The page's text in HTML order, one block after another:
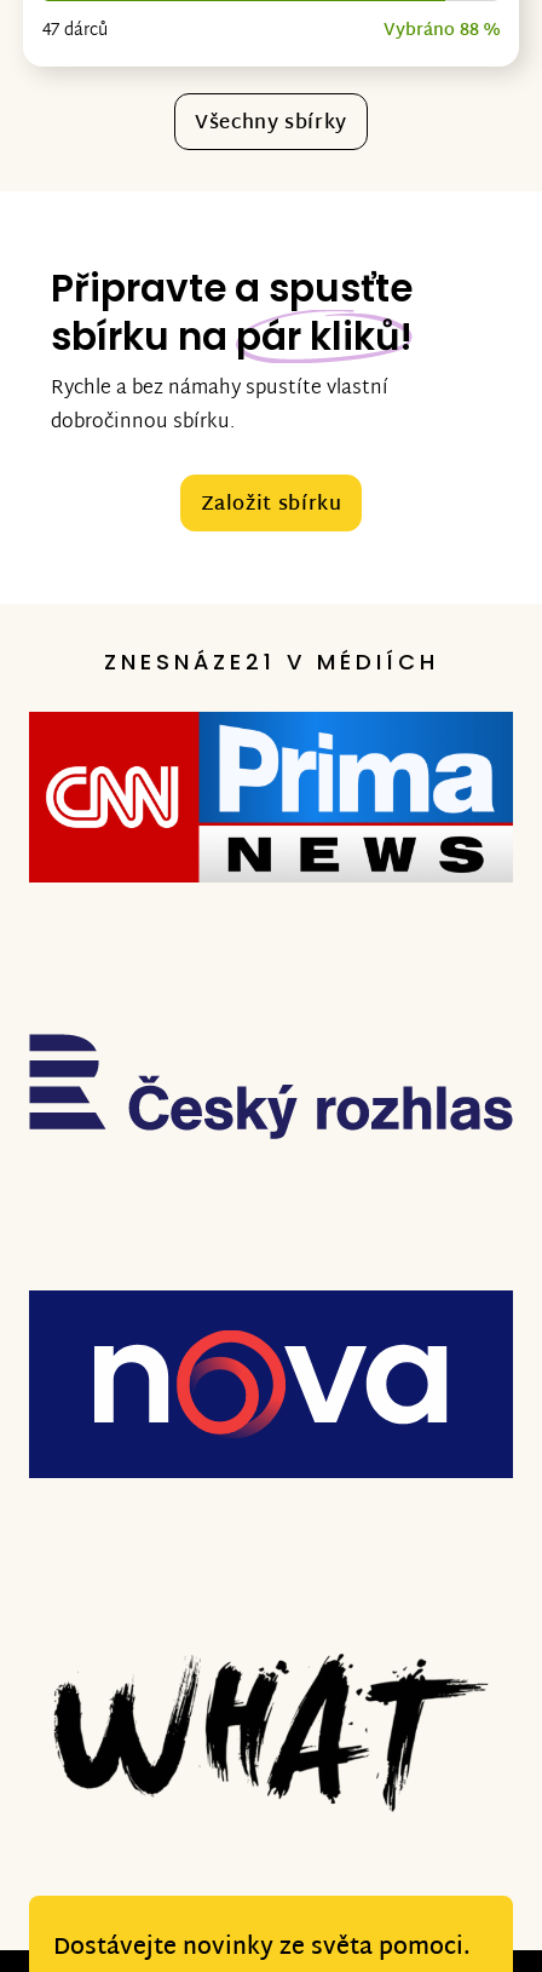
47 dárců Vybráno 88 %
Všechny sbírky
Připravte a spusťte
sbírku na pár kliků!
Rychle a bez námahy spustíte vlastní
dobročinnou sbírku.
Založit sbírku
ZNESNÁZE21 V MÉDIÍCH
Dostávejte novinky ze světa pomoci.